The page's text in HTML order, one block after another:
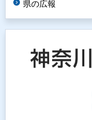
県の広報